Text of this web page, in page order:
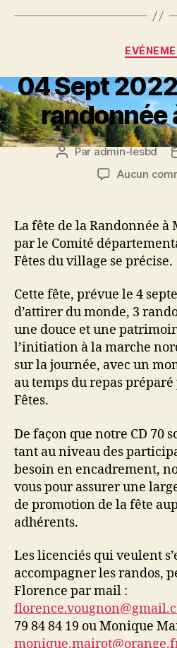
04 Sept
randonnée
Auteur
Paradmin-lesbd
Aucun
La fête de la Randonnée à
par le Comité
Fêtes du village se précise.
Cette fête, prévue le 4
d’attirer du monde, 3
une douce et une
l’initiation à la marche
sur la journée, avec un
au temps du repas
Fêtes.
De façon que notre CD 70
tant au niveau des
besoin en encadrement,
vous pour assurer une
de promotion de la fête
adhérents.
Les licenciés qui veulent
accompagner les randos,
Florence par mail :
79 84 84 19 ou Monique